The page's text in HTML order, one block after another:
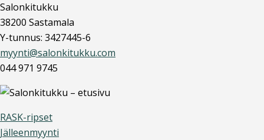
Salonkitukku
38200 Sastamala
Y-tunnus: 3427445-6
myynti@salonkitukku.com
044 971 9745
RASK-ripset
Jälleenmyynti